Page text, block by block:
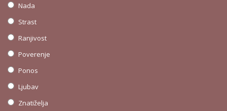
Nada
Strast
Ranjivost
Poverenje
Ponos
Ljubav
Znatiželja